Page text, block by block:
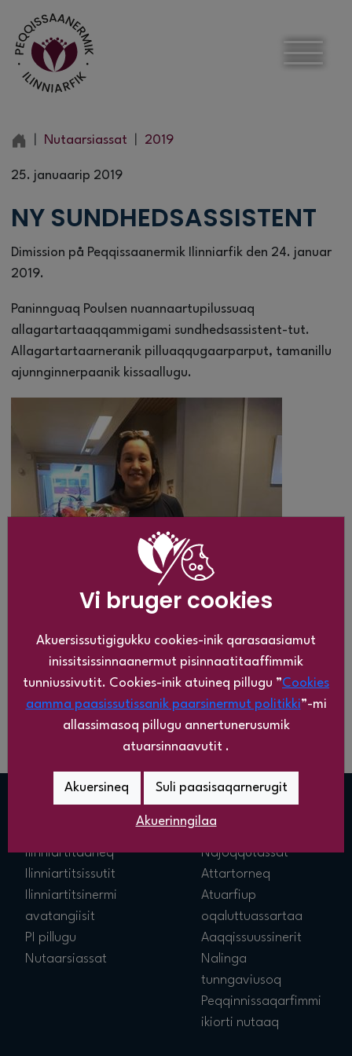
Nutaarsiassat 2019
25. januaarip 2019
NY SUNDHEDSASSISTENT
Dimission på Peqqissaanermik Ilinniarfik den 24. januar
2019.
Paninnguaq Poulsen nuannaartupilussuaq
allagartartaaqqammigami sundhedsassistent-tut.
Allagartartaarneranik pilluaqqugaarparput, tamanillu
ajunnginnerpaanik kissaallugu.
Ilinniartitaaneq
Ilinniartitsissutit
Ilinniartitsinermi
avatangiisit
PI pillugu
Nutaarsiassat
PI PILLUGU
Najoqqutassat
Attartorneq
Atuarfiup
oqaluttuassartaa
Aaqqissuussinerit
Nalinga
tunngaviusoq
Peqqinnissaqarfimmi
ikiorti nutaaq
Vi bruger cookies
Akuersissutigigukku cookies-inik qarasaasiamut
inissitsissinnaanermut pisinnaatitaaffimmik
tunniussivutit. Cookies-inik atuineq pillugu ”Cookies
aamma paasissutissanik paarsinermut politikki”-mi
allassimasoq pillugu annertunerusumik
atuarsinnaavutit .
Akuersineq Suli paasisaqarnerugit
Akuerinngilaa